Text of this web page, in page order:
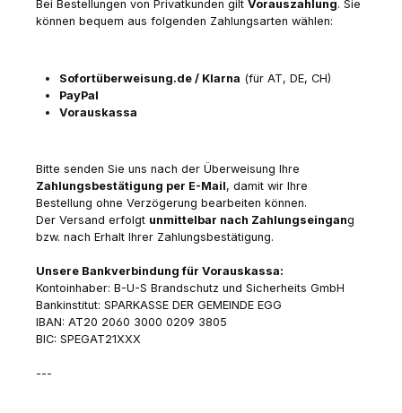
Bei Bestellungen von Privatkunden gilt Vorauszahlung. Sie
können bequem aus folgenden Zahlungsarten wählen:
Sofortüberweisung.de / Klarna (für AT, DE, CH)
PayPal
Vorauskassa
Bitte senden Sie uns nach der Überweisung Ihre
Zahlungsbestätigung per E-Mail, damit wir Ihre
Bestellung ohne Verzögerung bearbeiten können.
Der Versand erfolgt unmittelbar nach Zahlungseingang
bzw. nach Erhalt Ihrer Zahlungsbestätigung.
Unsere Bankverbindung für Vorauskassa:
Kontoinhaber: B-U-S Brandschutz und Sicherheits GmbH
Bankinstitut: SPARKASSE DER GEMEINDE EGG
IBAN: AT20 2060 3000 0209 3805
BIC: SPEGAT21XXX
---